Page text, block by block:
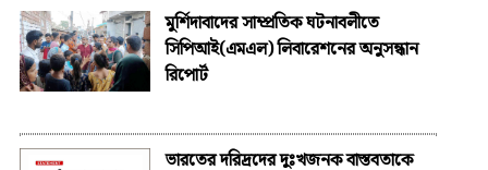
মুর্শিদাবাদের সাম্প্রতিক ঘটনাবলীতে
সিপিআই(এমএল) লিবারেশনের অনুসন্ধান
রিপোর্ট
ভারতের দরিদ্রদের দুঃখজনক বাস্তবতাকে